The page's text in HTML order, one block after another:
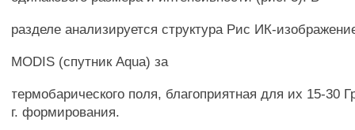
разделе анализируется структура Рис ИК-
MODIS (спутник Aqua) за
термобарического поля, благоприятная для их 15-30
г. формирования.